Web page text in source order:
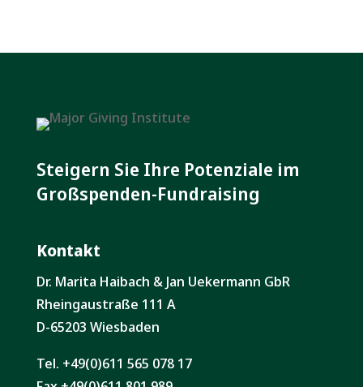
Steigern Sie Ihre Potenziale im
Großspenden-Fundraising
Kontakt
Dr. Marita Haibach & Jan Uekermann GbR
Rheingaustraße 111 A
D-65203 Wiesbaden
Tel. +49(0)611 565 078 17